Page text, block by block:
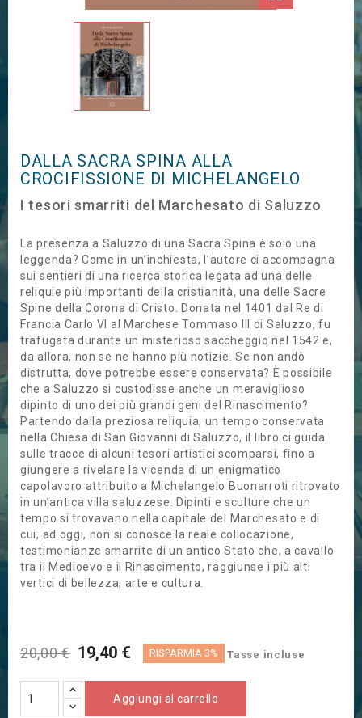
DALLA SACRA SPINA ALLA
CROCIFISSIONE DI MICHELANGELO
I tesori smarriti del Marchesato di Saluzzo
La presenza a Saluzzo di una Sacra Spina è solo una
leggenda? Come in un’inchiesta, l’autore ci accompagna
sui sentieri di una ricerca storica legata ad una delle
reliquie più importanti della cristianità, una delle Sacre
Spine della Corona di Cristo. Donata nel 1401 dal Re di
Francia Carlo VI al Marchese Tommaso III di Saluzzo, fu
trafugata durante un misterioso saccheggio nel 1542 e,
da allora, non se ne hanno più notizie. Se non andò
distrutta, dove potrebbe essere conservata? È possibile
che a Saluzzo si custodisse anche un meraviglioso
dipinto di uno dei più grandi geni del Rinascimento?
Partendo dalla preziosa reliquia, un tempo conservata
nella Chiesa di San Giovanni di Saluzzo, il libro ci guida
sulle tracce di alcuni tesori artistici scomparsi, fino a
giungere a rivelare la vicenda di un enigmatico
capolavoro attribuito a Michelangelo Buonarroti ritrovato
in un’antica villa saluzzese. Dipinti e sculture che un
tempo si trovavano nella capitale del Marchesato e di
cui, ad oggi, non si conosce la reale collocazione,
testimonianze smarrite di un antico Stato che, a cavallo
tra il Medioevo e il Rinascimento, raggiunse i più alti
vertici di bellezza, arte e cultura.
20,00 € 19,40 € RISPARMIA 3% Tasse incluse
Aggiungi al carrello